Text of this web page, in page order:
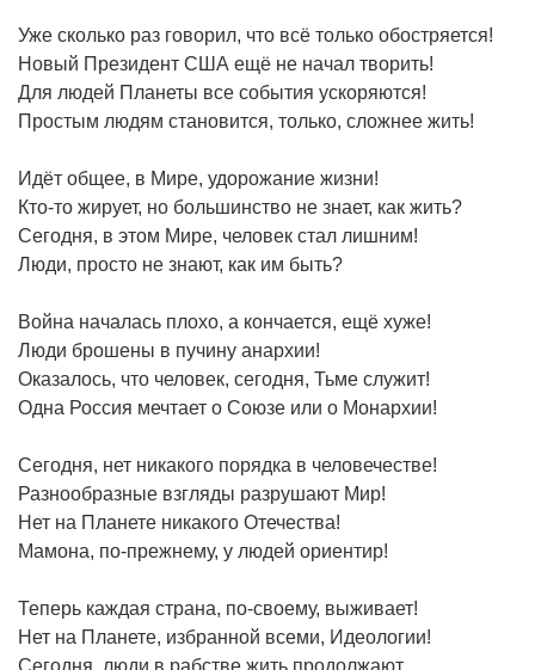
Уже сколько раз говорил, что всё только обостряется!
Новый Президент США ещё не начал творить!
Для людей Планеты все события ускоряются!
Простым людям становится, только, сложнее жить!
Идёт общее, в Мире, удорожание жизни!
Кто-то жирует, но большинство не знает, как жить?
Сегодня, в этом Мире, человек стал лишним!
Люди, просто не знают, как им быть?
Война началась плохо, а кончается, ещё хуже!
Люди брошены в пучину анархии!
Оказалось, что человек, сегодня, Тьме служит!
Одна Россия мечтает о Союзе или о Монархии!
Сегодня, нет никакого порядка в человечестве!
Разнообразные взгляды разрушают Мир!
Нет на Планете никакого Отечества!
Мамона, по-прежнему, у людей ориентир!
Теперь каждая страна, по-своему, выживает!
Нет на Планете, избранной всеми, Идеологии!
Сегодня, люди в рабстве жить продолжают,